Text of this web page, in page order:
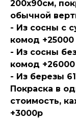
200х90см,
обычной
- Из сосны с
комод +25000
- Из сосны
комод +26000
- Из березы
Покраска в
стоимость,
+3000р